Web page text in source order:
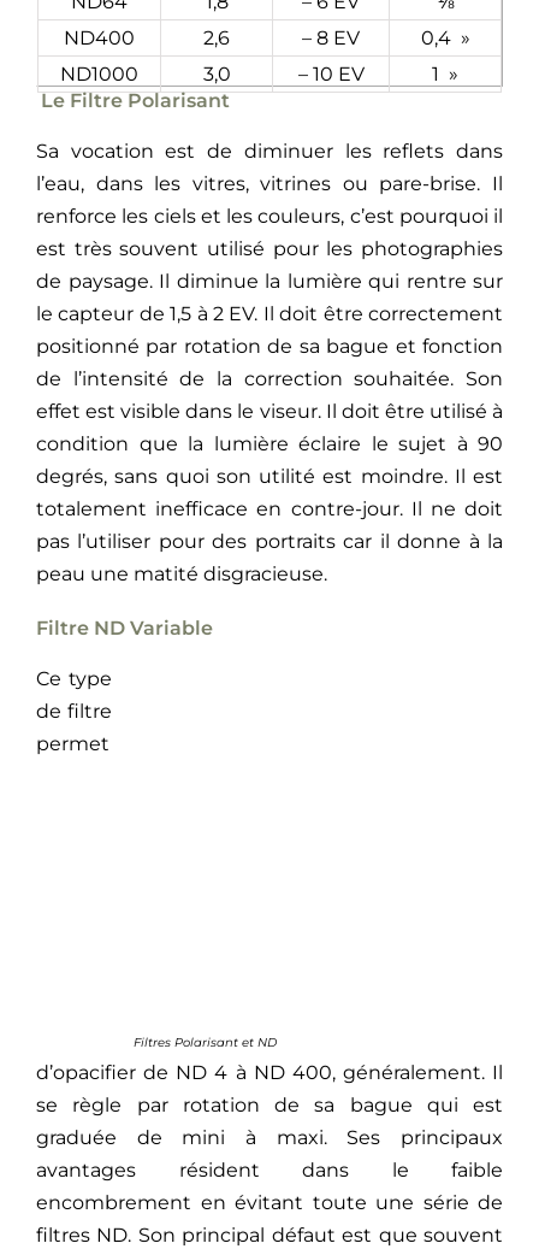
ND400
2,6 – 8 EV
0,4 »
ND1000
3,0 – 10 EV
1 »
Le Filtre Polarisant
Sa vocation est de diminuer les reflets dans
l’eau, dans les vitres, vitrines ou pare-brise. Il
renforce les ciels et les couleurs, c’est pourquoi il
est très souvent utilisé pour les photographies
de paysage. Il diminue la lumière qui rentre sur
le capteur de 1,5 à 2 EV. Il doit être correctement
positionné par rotation de sa bague et fonction
de l’intensité de la correction souhaitée. Son
effet est visible dans le viseur. Il doit être utilisé à
condition que la lumière éclaire le sujet à 90
degrés, sans quoi son utilité est moindre. Il est
totalement inefficace en contre-jour. Il ne doit
pas l’utiliser pour des portraits car il donne à la
peau une matité disgracieuse.
Filtre ND Variable
Filtres Polarisant et ND
Ce type
de filtre
permet
d’opacifier de ND 4 à ND 400, généralement. Il
se règle par rotation de sa bague qui est
graduée de mini à maxi. Ses principaux
avantages résident dans le faible
encombrement en évitant toute une série de
filtres ND. Son principal défaut est que souvent